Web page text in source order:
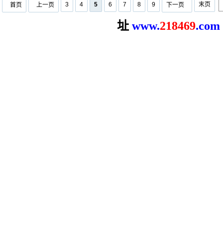
首页 上一页 3 4 5 6 7 8 9 下一页 末页
址 www.218469.com